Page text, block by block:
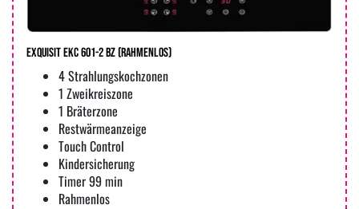
Exquisit EKC 601-2 BZ (rahmenlos)
4 Strahlungskochzonen
1 Zweikreiszone
1 Bräterzone
Restwärmeanzeige
Touch Control
Kindersicherung
Timer 99 min
Rahmenlos